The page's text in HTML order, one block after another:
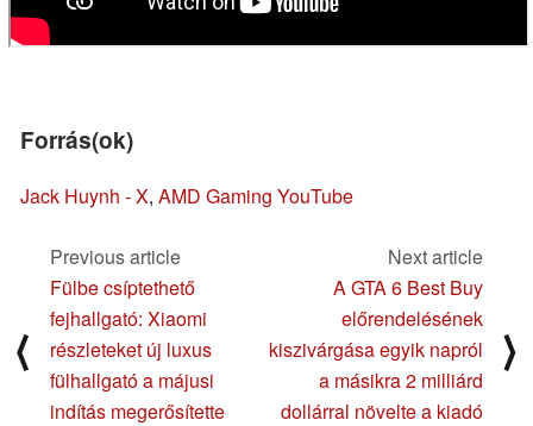
Forrás(ok)
Jack Huynh - X, AMD Gaming YouTube
⟨
Previous article
Fülbe csíptethető
fejhallgató: Xiaomi
részleteket új luxus
fülhallgató a májusi
indítás megerősítette
Next article
A GTA 6 Best Buy
előrendelésének
kiszivárgása egyik napról
a másikra 2 milliárd
dollárral növelte a kiadó
⟩